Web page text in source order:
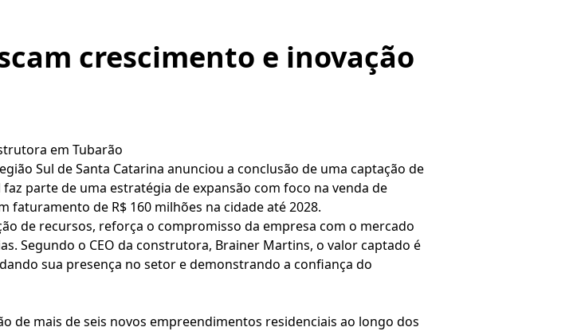
crescimento e inovação
em Tubarão
Sul de Santa Catarina anunciou a conclusão de uma captação de
parte de uma estratégia de expansão com foco na venda de
faturamento de R$ 160 milhões na cidade até 2028.
de recursos, reforça o compromisso da empresa com o mercado
Segundo o CEO da construtora, Brainer Martins, o valor captado é
sua presença no setor e demonstrando a confiança do
de mais de seis novos empreendimentos residenciais ao longo dos